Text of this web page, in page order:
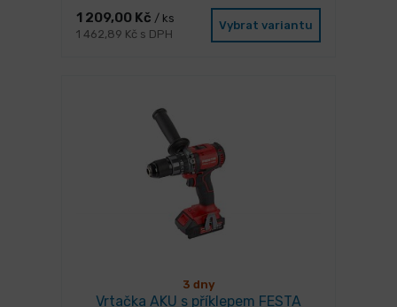
1 209,00 Kč / ks
1 462,89 Kč s DPH
Vybrat variantu
3 dny
Vrtačka AKU s příklepem FESTA